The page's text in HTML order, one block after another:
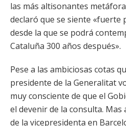
las más altisonantes
declaró que se siente «fuerte
desde la que se podrá
Cataluña 300 años después».
Pese a las ambiciosas cotas
presidente de la Generalitat
muy consciente de que el
el devenir de la consulta.
de la vicepresidenta en